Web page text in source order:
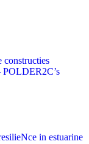
in estuarine